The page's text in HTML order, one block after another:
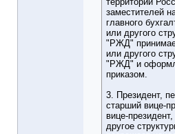
заместителей
главного
или другого
"РЖД"
или другого
"РЖД" и
приказом.
3. Президент,
старший вице-
вице-
другое